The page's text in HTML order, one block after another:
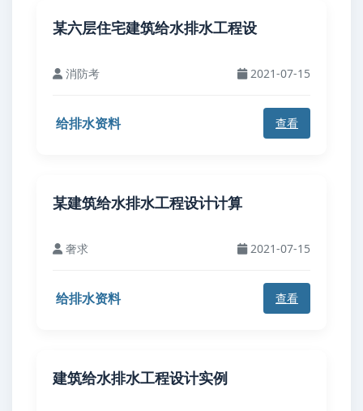
某六层住宅建筑给水排水工程设
消防考 2021-07-15
给排水资料 查看
某建筑给水排水工程设计计算
奢求 2021-07-15
给排水资料 查看
建筑给水排水工程设计实例